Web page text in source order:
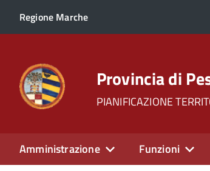
Regione Marche
Provincia di
PIANIFICAZIONE
Amministrazione Funzioni